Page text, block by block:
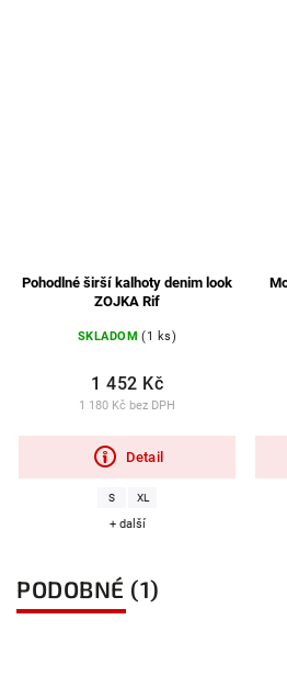
Pohodlné širší kalhoty denim look
ZOJKA Rif
SKLADOM (1 ks)
1 180 Kč bez DPH
1 452 Kč
Detail
S XL
+ další
PODOBNÉ (1)